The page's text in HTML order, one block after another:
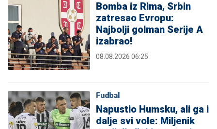
Bomba iz Rima, Srbin
zatresao Evropu:
Najbolji golman Serije A
izabrao!
08.08.2026 06:25
Fudbal
Napustio Humsku, ali ga i
dalje svi vole: Miljenik